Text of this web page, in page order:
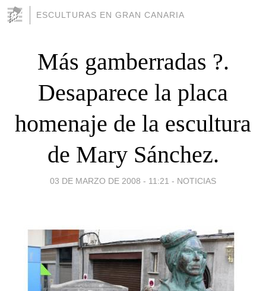
ESCULTURAS EN GRAN CANARIA
Más gamberradas ?.
Desaparece la placa
homenaje de la escultura
de Mary Sánchez.
03 DE MARZO DE 2008 - 11:21 - NOTICIAS